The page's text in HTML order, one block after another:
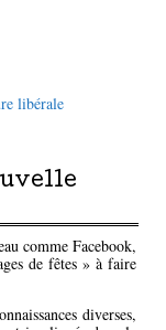
libérale
comme Facebook,
de fêtes » à faire
diverses,